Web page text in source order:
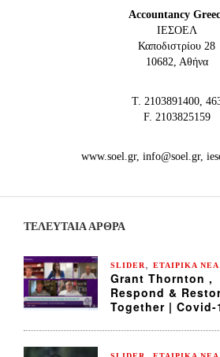
Accountancy
IEΣΟΕΛ
Καποδιστρίου 28
10682, Αθήνα
Τ. 2103891400,
F. 2103825159
www.soel.gr, info@soel.gr,
ΤΕΛΕΥΤΑΙΑ ΆΡΘΡΑ
SLIDER ΕΤΑΙΡΙΚΑ ΝΕΑ
Grant Thornton ,
Respond &
Together | Covid-